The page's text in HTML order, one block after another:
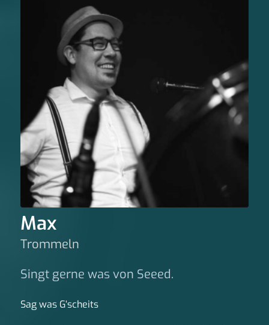
Max
Trommeln
Singt gerne was von Seeed.
Sag was G‘scheits